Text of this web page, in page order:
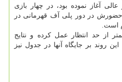
عالی آغاز نموده بود، در چهار بازی
در دور پلی آف قهرمانی در
است.
از حد انتظار عمل کرده و نتایج
بر جایگاه آنها در جدول نیز